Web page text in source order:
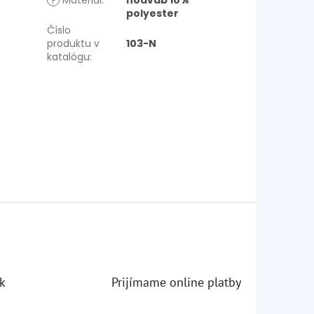
polyester
Číslo
produktu v
katalógu:
103-N
Prijímame online platby